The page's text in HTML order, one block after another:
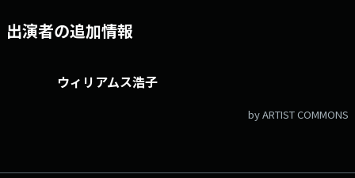
出演者の追加情報
ウィリアムス浩子
by ARTIST COMMONS